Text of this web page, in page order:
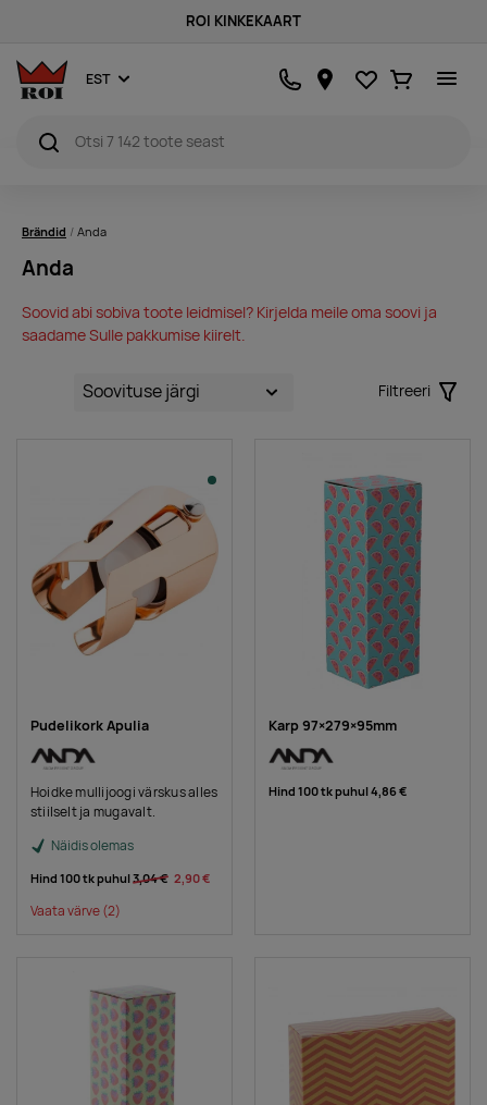
ROI KINKEKAART
EST Lemmikud
Ostukorv
Brändid Anda
Anda
Soovid abi sobiva toote leidmisel? Kirjelda meile oma soovi ja
saadame Sulle pakkumise kiirelt.
Filtreeri
Filter
Pudelikork Apulia
Hoidke mullijoogi värskus alles
stiilselt ja mugavalt.
Näidis olemas
Hind 100 tk puhul3,04 € 2,90 €
Vaata värve(2)
Karp 97×279×95mm
Hind 100 tk puhul4,86 €